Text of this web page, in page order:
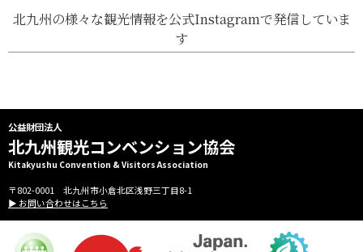
北九州の様々な観光情報を公式Instagramで発信していま
す
公益財団法人
北九州観光コンベンション協会
Kitakyushu Convention & Visitors Association
〒802-0001 北九州市小倉北区浅野三丁目8-1
▶ お問い合わせはこちら